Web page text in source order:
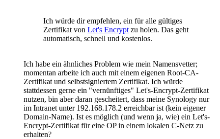
Ich würde dir empfehlen, ein für alle gültiges
Zertifikat von Let's Encrypt zu holen. Das geht
automatisch, schnell und kostenlos.
Ich habe ein ähnliches Problem wie mein Namensvetter;
momentan arbeite ich auch mit einem eigenen Root-CA-
Zertifikat und selbstsigniertem Zertifikat. Ich würde
stattdessen gerne ein "vernünftiges" Let's-Encrypt-Zertifikat
nutzen, bin aber daran gescheitert, dass meine Synology nur
im Intranet unter 192.168.178.2 erreichbar ist (kein eigener
Domain-Name). Ist es möglich (und wenn ja, wie) ein Let's-
Encrypt-Zertifikat für eine OP in einem lokalen C-Netz zu
erhalten?